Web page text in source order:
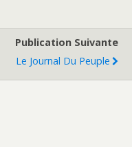
Publication Suivante
Le Journal Du Peuple